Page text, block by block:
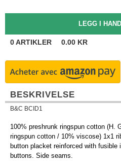
0ARTIKLER 0.00 KR
BESKRIVELSE
B&C BCID1
100% preshrunk ringspun cotton (H.
ringspun cotton / 10% viscose) 1x1
button placket reinforced with fusible
buttons. Side seams.